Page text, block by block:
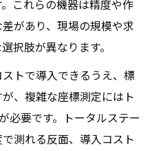
これらの機器は精度や作
があり、現場の規模や求
択肢が異なります。
トで導入できるうえ、標
、複雑な座標測定にはト
必要です。トータルステー
測れる反面、導入コスト